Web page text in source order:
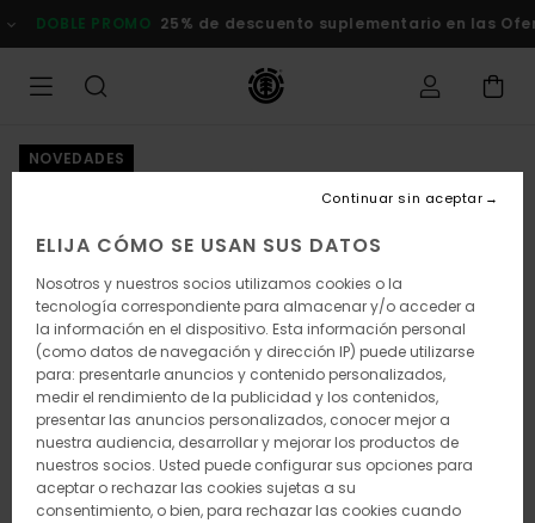
a
la
DOBLE PROMO 25% de descuento suplementario en las
NOVEDADES
ELIJA CÓMO SE USAN SUS DATOS
Nosotros y nuestros socios utilizamos cookies o la
tecnología correspondiente para almacenar y/o acceder a
la información en el dispositivo. Esta información personal
(como datos de navegación y dirección IP) puede utilizarse
para: presentarle anuncios y contenido personalizados,
medir el rendimiento de la publicidad y los contenidos,
presentar las anuncios personalizados, conocer mejor a
nuestra audiencia, desarrollar y mejorar los productos de
nuestros socios. Usted puede configurar sus opciones para
aceptar o rechazar las cookies sujetas a su
consentimiento, o bien, para rechazar las cookies cuando
Continuar sin aceptar